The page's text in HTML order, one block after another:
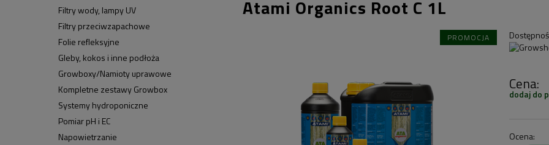
Filtry wody, lampy UV
Filtry przeciwzapachowe
Folie refleksyjne
Gleby, kokos i inne podłoża
Growboxy/Namioty uprawowe
Kompletne zestawy Growbox
Systemy hydroponiczne
Pomiar pH i EC
Napowietrzanie
Atami Organics Root C 1L
PROMOCJA
Cena:
dodaj do
Ocena: